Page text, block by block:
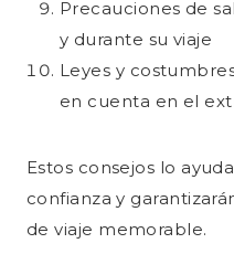
Precauciones de
y durante su viaje
Leyes y
en cuenta en el
Estos consejos lo
confianza y
de viaje memorable.